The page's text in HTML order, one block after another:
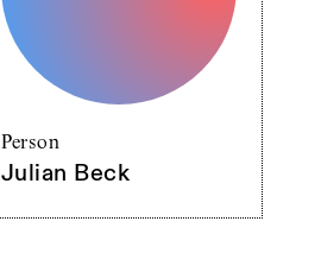
Person
Julian Beck